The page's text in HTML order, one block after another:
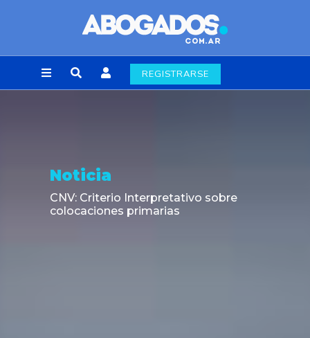
REGISTRARSE
Noticia
CNV: Criterio Interpretativo sobre
colocaciones primarias